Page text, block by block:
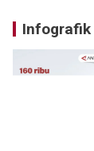
Infografik